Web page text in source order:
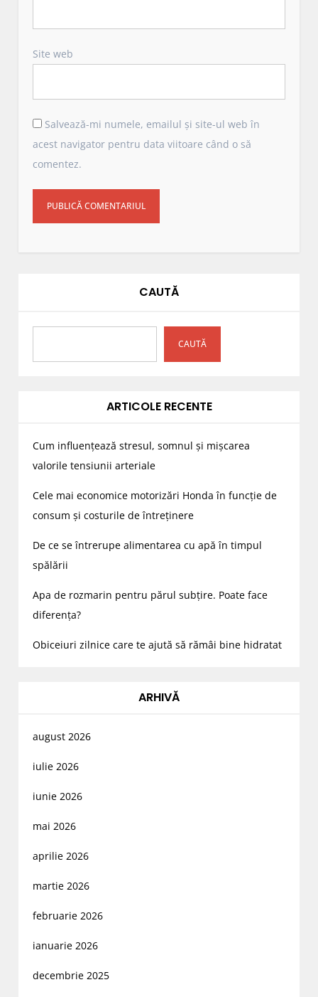
Site web
Salvează-mi numele, emailul și site-ul web în
acest navigator pentru data viitoare când o să
comentez.
CAUTĂ
CAUTĂ
ARTICOLE RECENTE
Cum influențează stresul, somnul și mișcarea
valorile tensiunii arteriale
Cele mai economice motorizări Honda în funcție de
consum și costurile de întreținere
De ce se întrerupe alimentarea cu apă în timpul
spălării
Apa de rozmarin pentru părul subțire. Poate face
diferența?
Obiceiuri zilnice care te ajută să rămâi bine hidratat
ARHIVĂ
august 2026
iulie 2026
iunie 2026
mai 2026
aprilie 2026
martie 2026
februarie 2026
ianuarie 2026
decembrie 2025